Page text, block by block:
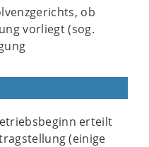
ob
vorliegt (sog.
erteilt
(einige